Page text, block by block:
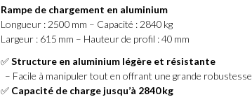
Rampe de chargement en aluminium
Longueur : 2500 mm – Capacité : 2840 kg
Largeur : 615 mm – Hauteur de profil : 40 mm
✅Structure en aluminium légère et résistante
– Facile à manipuler tout en offrant une grande robustesse
✅ Capacité de charge jusqu’à 2840 kg